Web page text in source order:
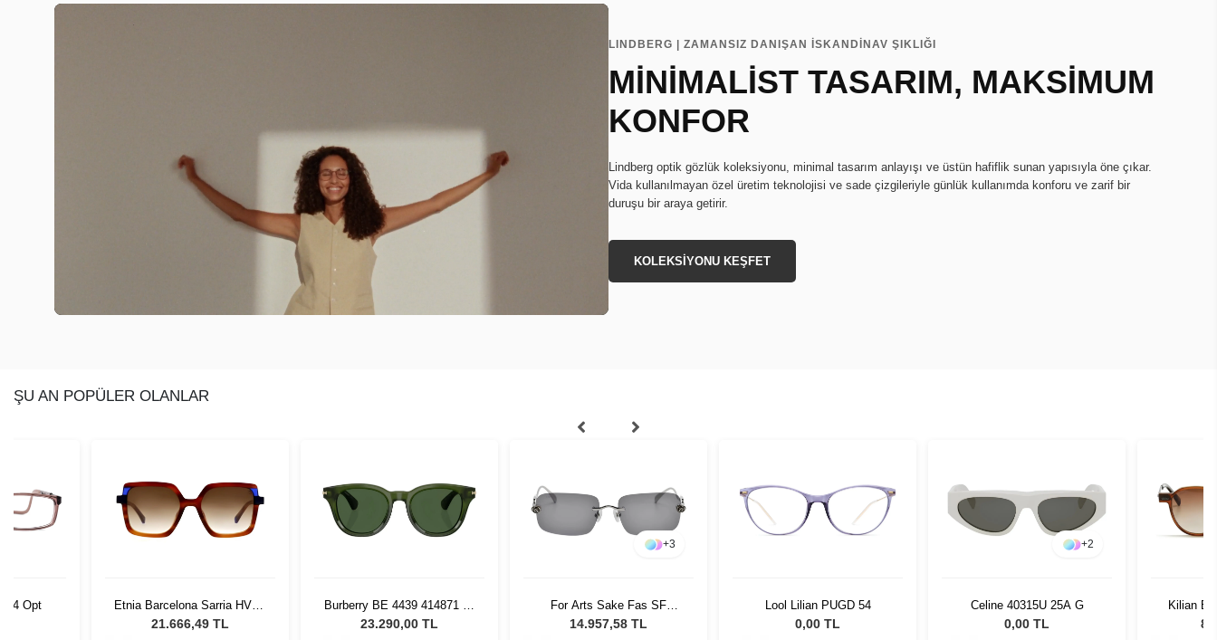
LINDBERG | ZAMANSIZ DANIŞAN İSKANDİNAV ŞIKLIĞI
MİNİMALİST TASARIM, MAKSİMUM
KONFOR
Lindberg optik gözlük koleksiyonu, minimal tasarım anlayışı ve üstün hafiflik sunan yapısıyla öne çıkar.
Vida kullanılmayan özel üretim teknolojisi ve sade çizgileriyle günlük kullanımda konforu ve zarif bir
duruşu bir araya getirir.
KOLEKSİYONU KEŞFET
ŞU AN POPÜLER OLANLAR
Opt
Etnia Barcelona Sarria HVBL
51
21.666,49 TL
Burberry BE 4439 414871 51
Kadın Güneş Gözlüğü
23.290,00 TL
+3
For Arts Sake Fas SF
031GY Kadın Güneş
14.957,58 TL
Lool Lilian PUGD 54
0,00 TL
+2
Celine 40315U 25A G
0,00 TL
Kilian